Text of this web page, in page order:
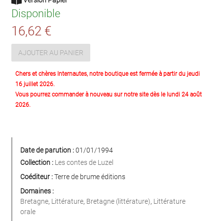
Disponible
16,62 €
AJOUTER AU PANIER
Chers et chères Internautes, notre boutique est fermée à partir du jeudi
16 juillet 2026.
Vous pourrez commander à nouveau sur notre site dès le lundi 24 août
2026.
Date de parution :01/01/1994
Collection : Les contes de Luzel
Coéditeur :Terre de brume éditions
Domaines :
Bretagne, Littérature, Bretagne (littérature), Littérature
orale